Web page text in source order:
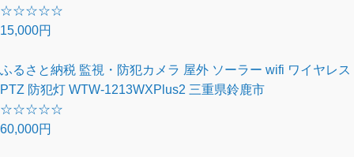
☆☆☆☆☆
15,000円
ふるさと納税 監視・防犯カメラ 屋外 ソーラー wifi ワイヤレス
PTZ 防犯灯 WTW-1213WXPlus2 三重県鈴鹿市
☆☆☆☆☆
60,000円